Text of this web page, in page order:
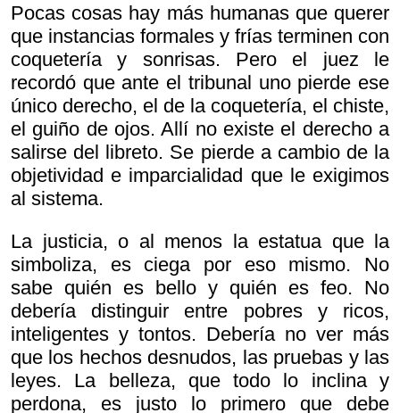
Pocas cosas hay más humanas que querer
que instancias formales y frías terminen con
coquetería y sonrisas. Pero el juez le
recordó que ante el tribunal uno pierde ese
único derecho, el de la coquetería, el chiste,
el guiño de ojos. Allí no existe el derecho a
salirse del libreto. Se pierde a cambio de la
objetividad e imparcialidad que le exigimos
al sistema.
La justicia, o al menos la estatua que la
simboliza, es ciega por eso mismo. No
sabe quién es bello y quién es feo. No
debería distinguir entre pobres y ricos,
inteligentes y tontos. Debería no ver más
que los hechos desnudos, las pruebas y las
leyes. La belleza, que todo lo inclina y
perdona, es justo lo primero que debe